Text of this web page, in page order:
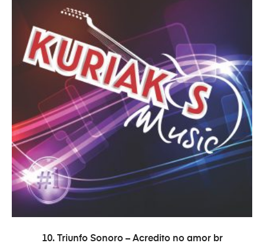
COMPRAR
10. Triunfo Sonoro – Acredito no amor br